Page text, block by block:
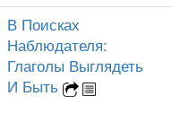
В Поисках
Наблюдателя:
Глаголы Выглядеть
И Быть